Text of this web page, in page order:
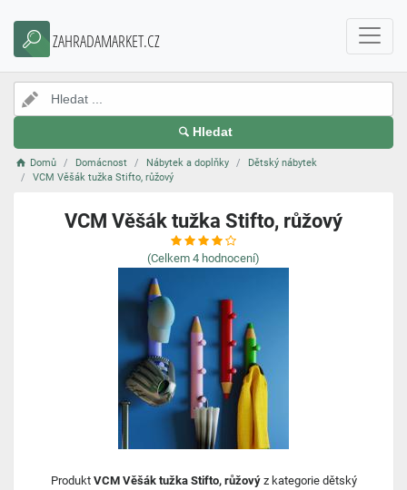
ZAHRADAMARKET.CZ
Hledat
Domů Domácnost Nábytek a doplňky
Dětský nábytek
VCM Věšák tužka Stifto, růžový
VCM Věšák tužka Stifto, růžový
(Celkem 4 hodnocení)
Produkt VCM Věšák tužka Stifto, růžovýz kategorie dětský